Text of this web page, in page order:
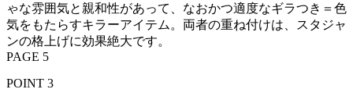
ゃな雰囲気と親和性があって、なおかつ適度なギラつき＝色
気をもたらすキラーアイテム。両者の重ね付けは、スタジャ
ンの格上げに効果絶大です。
PAGE 5
POINT 3